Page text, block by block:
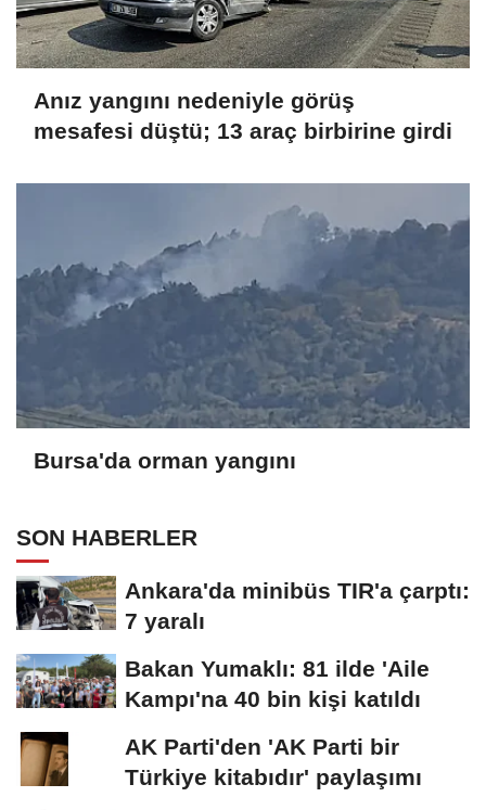
Anız yangını nedeniyle görüş
mesafesi düştü; 13 araç birbirine girdi
Bursa'da orman yangını
SON HABERLER
Ankara'da minibüs TIR'a çarptı:
7 yaralı
Bakan Yumaklı: 81 ilde 'Aile
Kampı'na 40 bin kişi katıldı
AK Parti'den 'AK Parti bir
Türkiye kitabıdır' paylaşımı